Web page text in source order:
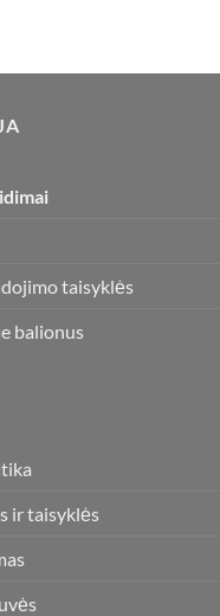
taisyklės
balionus
ir taisyklės